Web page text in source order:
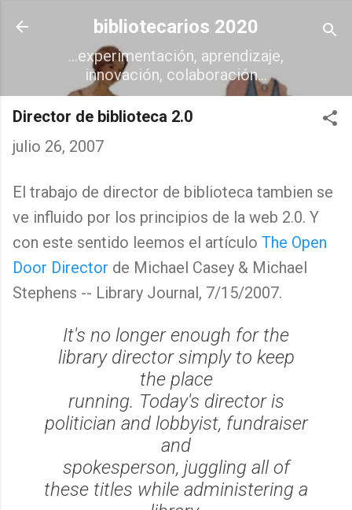
Ir al contenido principal
bibliotecarios 2020
...experimentación, aprendizaje,
innovación, colaboración...
Director de biblioteca 2.0
julio 26, 2007
El trabajo de director de biblioteca tambien se
ve influido por los principios de la web 2.0. Y
con este sentido leemos el artículo The Open
Door Director de Michael Casey & Michael
Stephens -- Library Journal, 7/15/2007.
It's no longer enough for the
library director simply to keep
the place
running. Today's director is
politician and lobbyist, fundraiser
and
spokesperson, juggling all of
these titles while administering a